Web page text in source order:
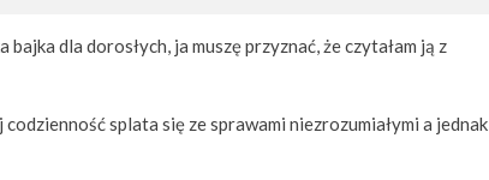
dla dorosłych, ja muszę przyznać, że czytałam ją z
splata się ze sprawami niezrozumiałymi a jednak